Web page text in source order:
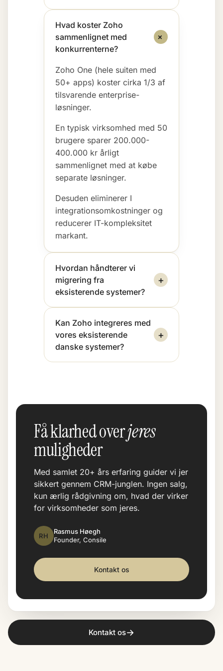
Hvad koster Zoho
sammenlignet med
konkurrenterne?
+
Zoho One (hele suiten med
50+ apps) koster cirka 1/3 af
tilsvarende enterprise-
løsninger.
En typisk virksomhed med 50
brugere sparer 200.000-
400.000 kr årligt
sammenlignet med at købe
separate løsninger.
Desuden eliminerer I
integrationsomkostninger og
reducerer IT-kompleksitet
markant.
Hvordan håndterer vi
migrering fra
eksisterende systemer?
+
Kan Zoho integreres med
vores eksisterende
danske systemer?
+
Få klarhed overjeres
muligheder
Med samlet 20+ års erfaring guider vi jer
sikkert gennem CRM-junglen. Ingen salg,
kun ærlig rådgivning om, hvad der virker
for virksomheder som jeres.
RH
Rasmus Høegh
Founder, Consile
Kontakt os
Kontakt os→